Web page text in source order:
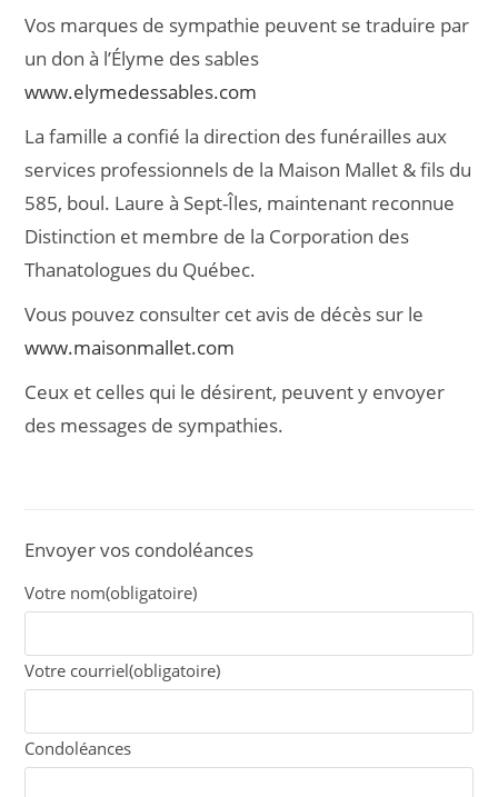
Vos marques de sympathie peuvent se traduire par
un don à l’Élyme des sables
www.elymedessables.com
La famille a confié la direction des funérailles aux
services professionnels de la Maison Mallet & fils du
585, boul. Laure à Sept-Îles, maintenant reconnue
Distinction et membre de la Corporation des
Thanatologues du Québec.
Vous pouvez consulter cet avis de décès sur le
www.maisonmallet.com
Ceux et celles qui le désirent, peuvent y envoyer
des messages de sympathies.
Envoyer vos condoléances
Votre nom(obligatoire)
Votre courriel(obligatoire)
Condoléances